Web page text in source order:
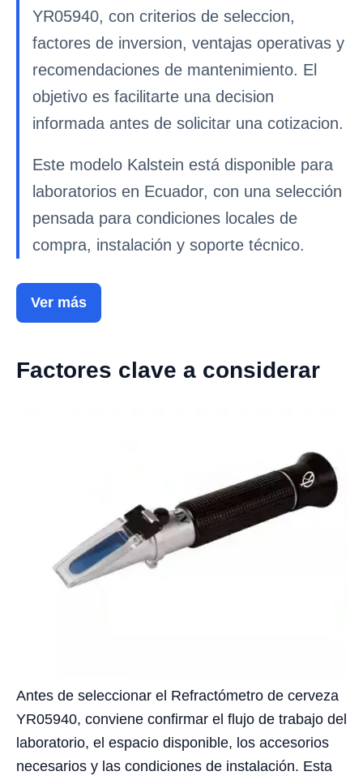
YR05940, con criterios de seleccion,
factores de inversion, ventajas operativas y
recomendaciones de mantenimiento. El
objetivo es facilitarte una decision
informada antes de solicitar una cotizacion.
Este modelo Kalstein está disponible para
laboratorios en Ecuador, con una selección
pensada para condiciones locales de
compra, instalación y soporte técnico.
Ver más
Factores clave a considerar
Antes de seleccionar el Refractómetro de cerveza
YR05940, conviene confirmar el flujo de trabajo del
laboratorio, el espacio disponible, los accesorios
necesarios y las condiciones de instalación. Esta